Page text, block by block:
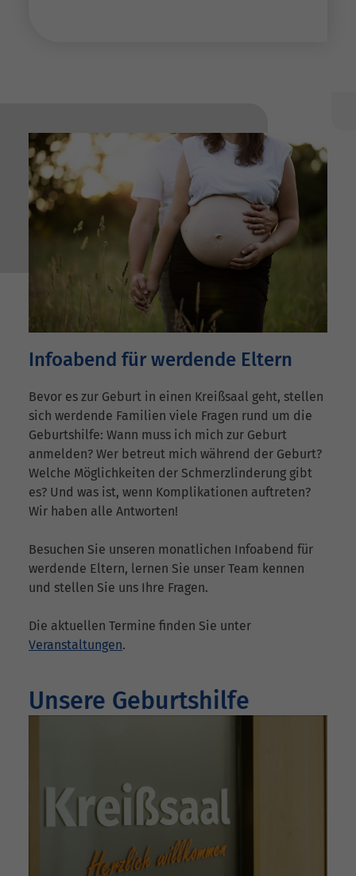
Infoabend für werdende Eltern
Bevor es zur Geburt in einen Kreißsaal geht, stellen
sich werdende Familien viele Fragen rund um die
Geburtshilfe: Wann muss ich mich zur Geburt
anmelden? Wer betreut mich während der Geburt?
Welche Möglichkeiten der Schmerzlinderung gibt
es? Und was ist, wenn Komplikationen auftreten?
Wir haben alle Antworten!
Besuchen Sie unseren monatlichen Infoabend für
werdende Eltern, lernen Sie unser Team kennen
und stellen Sie uns Ihre Fragen.
Die aktuellen Termine finden Sie unter
Veranstaltungen.
Unsere Geburtshilfe